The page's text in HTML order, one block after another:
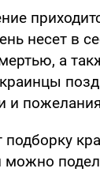
несет в
а
и
подборку
можно